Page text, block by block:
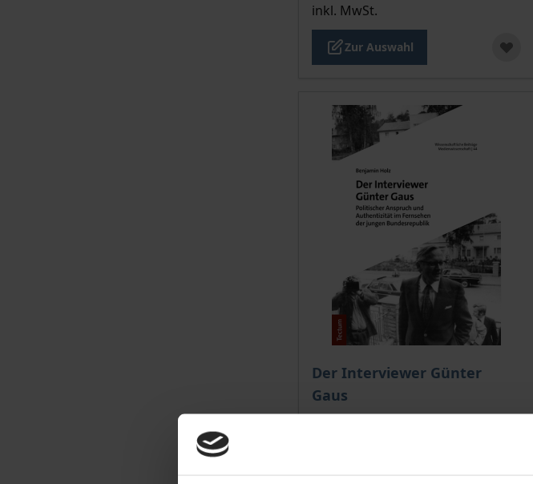
inkl. MwSt.
Zur Auswahl
Der Interviewer Günter
Gaus
Der Preis dieses Titels richtet sich